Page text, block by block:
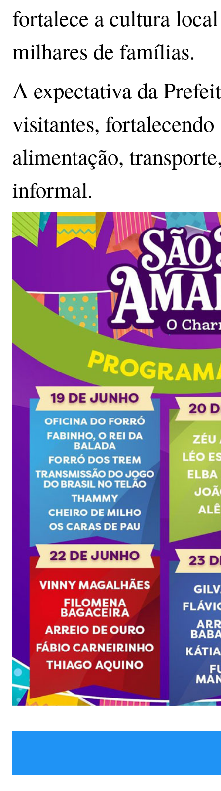
fortalece a cultura
milhares de famílias.
A expectativa da
visitantes, fortalecendo
alimentação,
informal.